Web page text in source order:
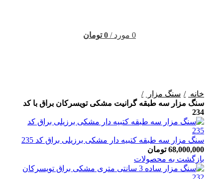
0 مورد /
0 تومان
خانه
سنگ مزار
سنگ مزار سه طبقه گرانیت مشکی تویسرکان براق با کد
234
سنگ مزار سه طبقه کتبیه دار مشکی برزیلی براق کد 235
68,000,000 تومان
بازگشت به محصولات